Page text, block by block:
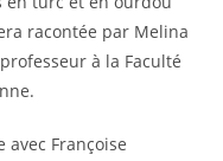
racontée par Melina
à la Faculté
avec Françoise